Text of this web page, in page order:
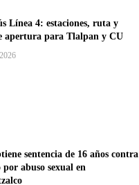
Línea 4: estaciones, ruta y
apertura para Tlalpan y CU
sentencia de 16 años contra
por abuso sexual en